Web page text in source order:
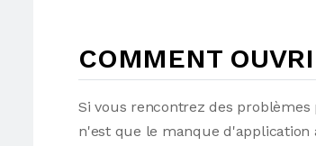
COMMENT
Si vous rencontrez des
n'est que le manque d'application